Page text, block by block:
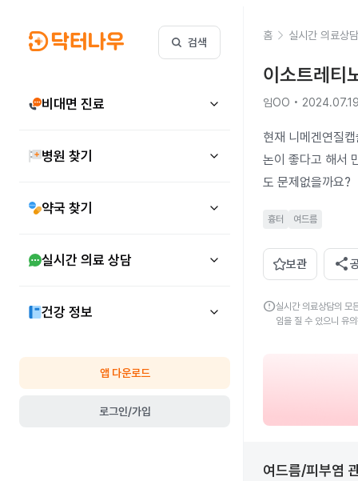
검색
비대면 진료
병원 찾기
약국 찾기
실시간 의료 상담
건강 정보
앱 다운로드
로그인/가입
홈 실시간 의료상담
이소트레티
임OO •
현재 니메겐연질
논이 좋다고 해서
도 문제없을까요?
흉터 여드름
보관 share
error실시간 의료상담의 모
임을 질 수 있으니 유
여드름/피부염